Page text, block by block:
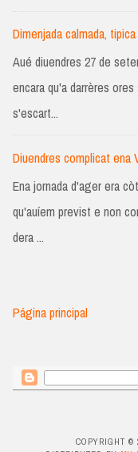
Dimenjada calmada,
Aué diuendres 27 de
encara qu'a darrères
s'escart...
Diuendres complicat ena
Ena jornada d'ager era
qu'auíem previst e non
dera ...
Página principal
COPYRIGHT ©